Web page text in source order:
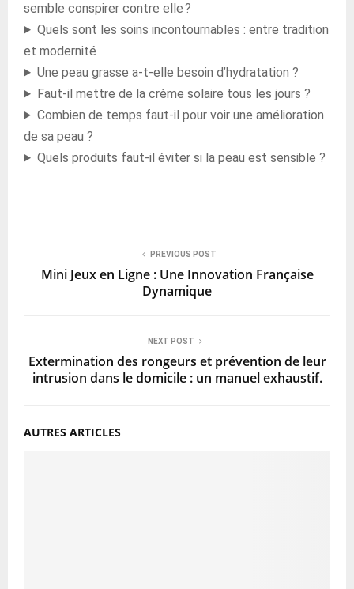
semble conspirer contre elle ?
Quels sont les soins incontournables : entre tradition
et modernité
Une peau grasse a-t-elle besoin d’hydratation ?
Faut-il mettre de la crème solaire tous les jours ?
Combien de temps faut-il pour voir une amélioration
de sa peau ?
Quels produits faut-il éviter si la peau est sensible ?
PREVIOUS POST
Mini Jeux en Ligne : Une Innovation Française
Dynamique
NEXT POST
Extermination des rongeurs et prévention de leur
intrusion dans le domicile : un manuel exhaustif.
AUTRES ARTICLES